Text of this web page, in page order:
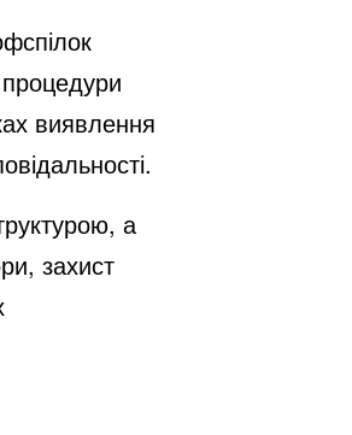
виявлення
а
захист